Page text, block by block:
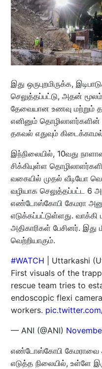
இது ஒருபுறமிருக்க,
செலுத்தப்பட்டு, அதன்
தேவையான உணவு மற்றும்
எனினும் தொழிலாளர்களின்
தகவல் எதுவும்
இந்நிலையில், 10வது
சிக்கியுள்ள
வகையில் முதல் வீடியோ
வழியாக செலுத்தப்பட்ட 6
எண்டோஸ்கோபி கேமரா
எடுக்கப்பட்டுள்ளது.
அதிகாரிகள் பேசினர். இது
வெற்றியாகும்.
#WATCH | Uttarkashi
First visuals of the
rescue team tries to
endoscopic flexi
workers.
— ANI (@ANI)
எண்டோஸ்கோபி கேமராவை
எடுத்த நிலையில், உள்ளே